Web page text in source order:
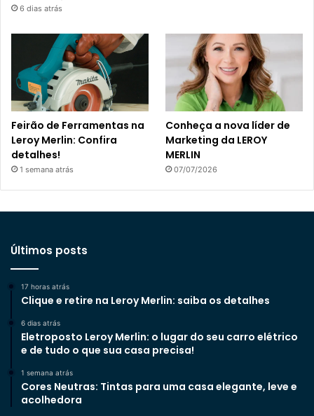
6 dias atrás
Feirão de Ferramentas na
Leroy Merlin: Confira
detalhes!
1 semana atrás
Conheça a nova líder de
Marketing da LEROY
MERLIN
07/07/2026
Últimos posts
17 horas atrás
Clique e retire na Leroy Merlin: saiba os detalhes
6 dias atrás
Eletroposto Leroy Merlin: o lugar do seu carro elétrico
e de tudo o que sua casa precisa!
1 semana atrás
Cores Neutras: Tintas para uma casa elegante, leve e
acolhedora